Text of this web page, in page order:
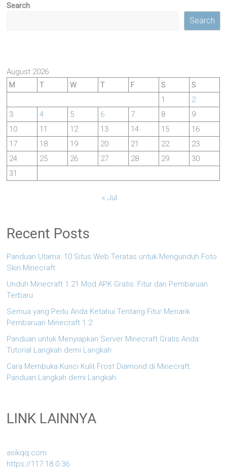
Search
Search
August 2026
M
T W T F S
S
1
2
3
4 5 6 7 8
9
10
11 12 13 14 15
16
17
18 19 20 21 22
23
24
25 26 27 28 29
30
31
« Jul
Recent Posts
Panduan Utama: 10 Situs Web Teratas untuk Mengunduh Foto
Skin Minecraft
Unduh Minecraft 1.21 Mod APK Gratis: Fitur dan Pembaruan
Terbaru
Semua yang Perlu Anda Ketahui Tentang Fitur Menarik
Pembaruan Minecraft 1.2
Panduan untuk Menyiapkan Server Minecraft Gratis Anda:
Tutorial Langkah demi Langkah
Cara Membuka Kunci Kulit Frost Diamond di Minecraft:
Panduan Langkah demi Langkah
LINK LAINNYA
asikqq.com
https://117.18.0.36